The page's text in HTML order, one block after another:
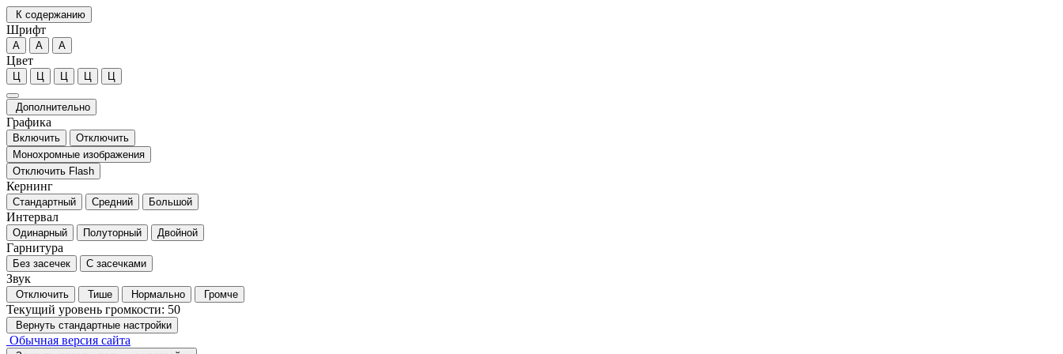
К содержанию
Шрифт
А А А
Цвет
Ц Ц Ц Ц Ц
Дополнительно
Графика
Включить
Отключить
Монохромные изображения
Отключить Flash
Кернинг
Стандартный Средний Большой
Интервал
Одинарный Полуторный Двойной
Гарнитура
Без засечек С засечками
Звук
Отключить Тише Нормально Громче
Текущий уровень громкости: 50
Вернуть стандартные настройки
Обычная версия сайта